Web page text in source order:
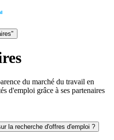
du marché du travail en
d'emploi grâce à ses partenaires
la recherche d'offres d'emploi ?